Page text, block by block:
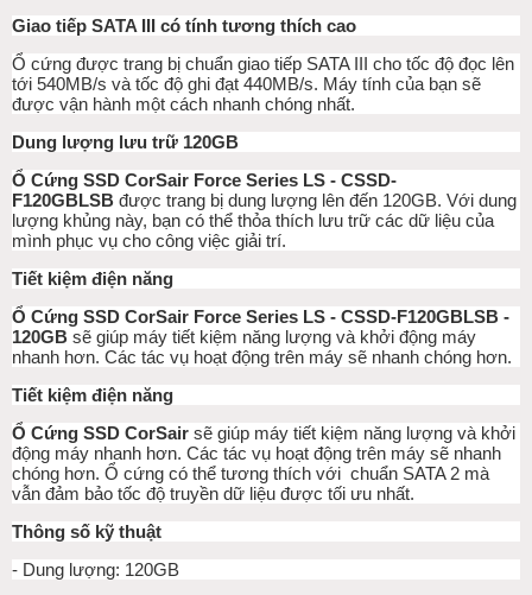
Giao tiếp SATA III có tính tương thích cao
Ổ cứng được trang bị chuẩn giao tiếp SATA III cho tốc độ đọc lên
tới 540MB/s và tốc độ ghi đạt 440MB/s. Máy tính của bạn sẽ
được vận hành một cách nhanh chóng nhất.
Dung lượng lưu trữ 120GB
Ổ Cứng SSD CorSair Force Series LS - CSSD-
F120GBLSB được trang bị dung lượng lên đến 120GB. Với dung
lượng khủng này, bạn có thể thỏa thích lưu trữ các dữ liệu của
mình phục vụ cho công việc giải trí.
Tiết kiệm điện năng
Ổ Cứng SSD CorSair Force Series LS - CSSD-F120GBLSB -
120GB sẽ giúp máy tiết kiệm năng lượng và khởi động máy
nhanh hơn. Các tác vụ hoạt động trên máy sẽ nhanh chóng hơn.
Tiết kiệm điện năng
Ổ Cứng SSD CorSair sẽ giúp máy tiết kiệm năng lượng và khởi
động máy nhanh hơn. Các tác vụ hoạt động trên máy sẽ nhanh
chóng hơn. Ổ cứng có thể tương thích với chuẩn SATA 2 mà
vẫn đảm bảo tốc độ truyền dữ liệu được tối ưu nhất.
Thông số kỹ thuật
- Dung lượng: 120GB